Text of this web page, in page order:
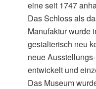
eine seit 1747
Das Schloss als
Manufaktur wurde
gestalterisch neu
neue
entwickelt und
Das Museum